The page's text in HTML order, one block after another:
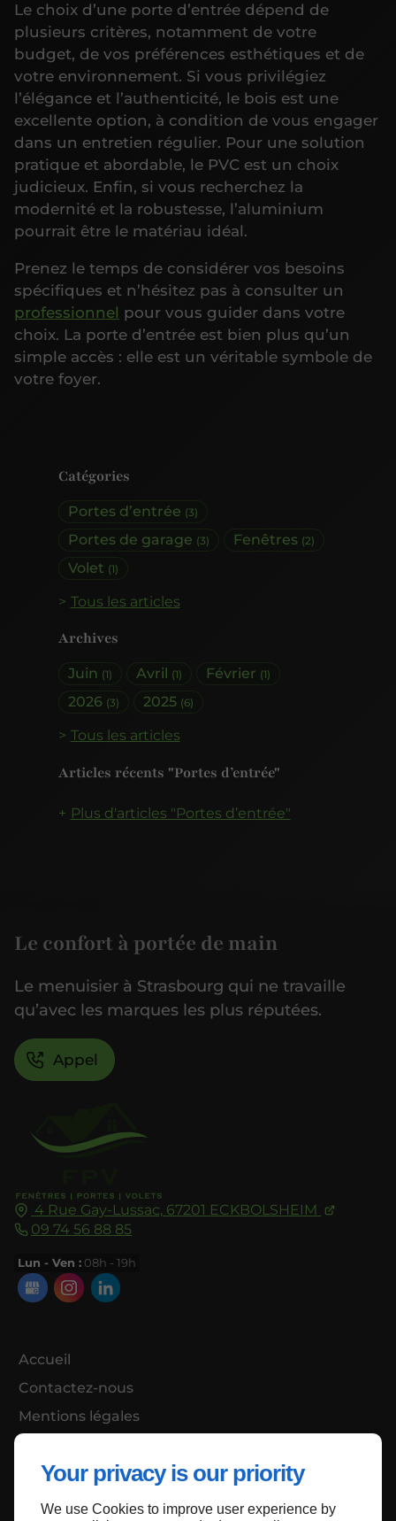
Your privacy is our priority
We use Cookies to improve user experience by
Catégories
Portes d’entrée (3)
Portes de garage (3) Fenêtres (2)
Volet (1)
Tous les articles
Archives
Juin (1) Avril (1) Février (1)
2026 (3) 2025 (6)
Tous les articles
Articles récents "Portes d’entrée"
Plus d'articles "Portes d’entrée"
Le choix d’une porte d’entrée dépend de
plusieurs critères, notamment de votre
budget, de vos préférences esthétiques et de
votre environnement. Si vous privilégiez
l’élégance et l’authenticité, le bois est une
excellente option, à condition de vous engager
dans un entretien régulier. Pour une solution
pratique et abordable, le PVC est un choix
judicieux. Enfin, si vous recherchez la
modernité et la robustesse, l’aluminium
pourrait être le matériau idéal.
Prenez le temps de considérer vos besoins
spécifiques et n’hésitez pas à consulter un
professionnel pour vous guider dans votre
choix. La porte d’entrée est bien plus qu’un
simple accès : elle est un véritable symbole de
votre foyer.
4 Rue Gay-Lussac, 67201 ECKBOLSHEIM
09 74 56 88 85
Lun - Ven : 08h - 19h
Accueil
Contactez-nous
Mentions légales
Le confort à portée de main
Le menuisier à Strasbourg qui ne travaille
qu’avec les marques les plus réputées.
Appel